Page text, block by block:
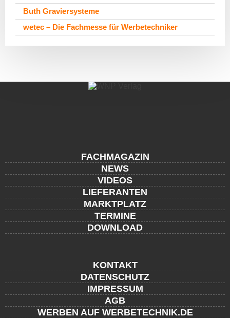
Buth Graviersysteme
wetec – Die Fachmesse für Werbetechniker
FACHMAGAZIN
NEWS
VIDEOS
LIEFERANTEN
MARKTPLATZ
TERMINE
DOWNLOAD
KONTAKT
DATENSCHUTZ
IMPRESSUM
AGB
WERBEN AUF WERBETECHNIK.DE